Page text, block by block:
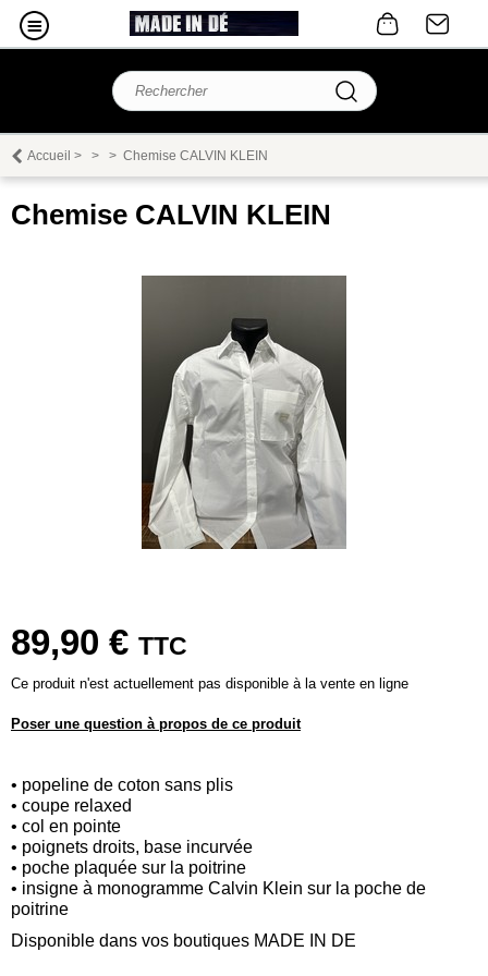
Accueil > > > Chemise CALVIN KLEIN
Chemise CALVIN KLEIN
89,90 € TTC
Ce produit n'est actuellement pas disponible à la vente en ligne
Poser une question à propos de ce produit
• popeline de coton sans plis
• coupe relaxed
• col en pointe
• poignets droits, base incurvée
• poche plaquée sur la poitrine
• insigne à monogramme Calvin Klein sur la poche de
poitrine
Disponible dans vos boutiques MADE IN DE